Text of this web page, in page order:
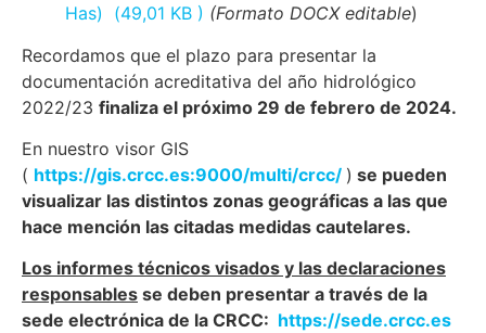
Has) (49,01 KB ) (Formato DOCX editable)
Recordamos que el plazo para presentar la
documentación acreditativa del año hidrológico
2022/23 finaliza el próximo 29 de febrero de 2024.
En nuestro visor GIS
( https://gis.crcc.es:9000/multi/crcc/ ) se pueden
visualizar las distintos zonas geográficas a las que
hace mención las citadas medidas cautelares.
Los informes técnicos visados y las declaraciones
responsables se deben presentar a través de la
sede electrónica de la CRCC: https://sede.crcc.es